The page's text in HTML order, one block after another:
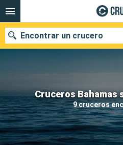
Cruceros Bahamas
9 cruceros
Encontrar un crucero
Nuestros destinos
Fecha de salida
Puertos